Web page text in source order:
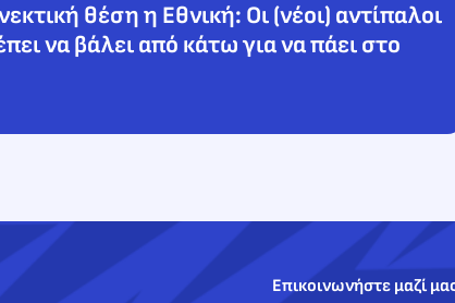
θέση η Εθνική: Οι (νέοι) αντίπαλοι
να βάλει από κάτω για να πάει στο
Επικοινωνήστε μαζί